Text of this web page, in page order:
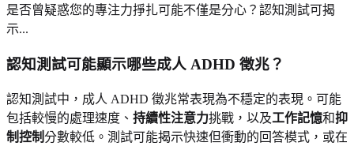
是否曾疑惑您的專注力掙扎可能不僅是分心？認知測試可揭
示...
認知測試可能顯示哪些成人 ADHD 徵兆？
認知測試中，成人 ADHD 徵兆常表現為不穩定的表現。可能
包括較慢的處理速度、 持續性注意力挑戰，以及工作記憶和抑
制控制分數較低。測試可能揭示快速但衝動的回答模式，或在